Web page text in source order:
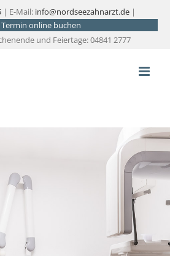
| E-Mail: info@nordseezahnarzt.de|
online buchen
und Feiertage: 04841 2777